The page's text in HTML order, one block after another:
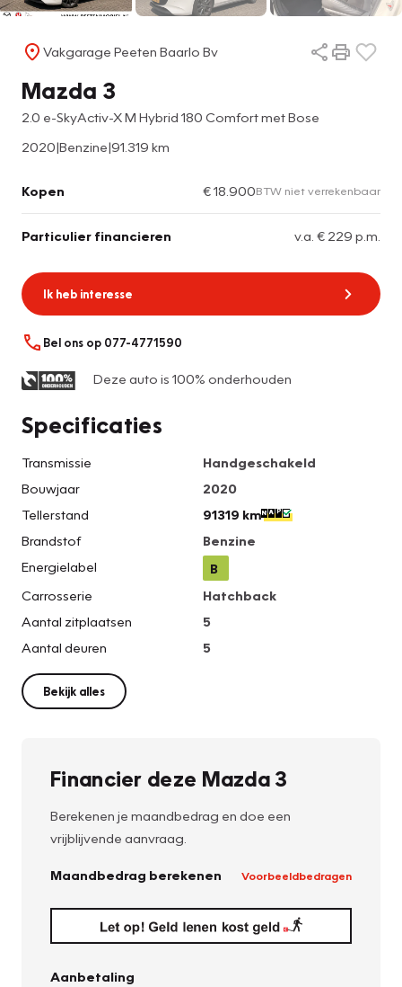
Vakgarage Peeten Baarlo Bv
Mazda 3
2.0 e-SkyActiv-X M Hybrid 180 Comfort met Bose
2020|Benzine|91.319 km
Kopen € 18.900BTW niet verrekenbaar
Particulier financieren v.a. € 229 p.m.
Ik heb interesse
Bel ons op 077-4771590
Deze auto is 100% onderhouden
Specificaties
Transmissie
Handgeschakeld
Bouwjaar
2020
Tellerstand
91319 km
Brandstof
Benzine
Energielabel
B
Carrosserie
Hatchback
Aantal zitplaatsen
5
Aantal deuren
5
Bekijk alles
Financier deze Mazda 3
Berekenen je maandbedrag en doe een
vrijblijvende aanvraag.
Maandbedrag berekenen Voorbeeldbedragen
Aanbetaling